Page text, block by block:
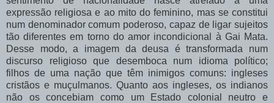
expressão religiosa e ao mito do feminino, mas se constitui
num denominador comum poderoso, capaz de ligar sujeitos
tão diferentes em torno do amor incondicional à Gai Mata.
Desse modo, a imagem da deusa é transformada num
discurso religioso que desemboca num idioma político;
filhos de uma nação que têm inimigos comuns: ingleses
cristãos e muçulmanos. Quanto aos ingleses, os indianos
não os concebiam como um Estado colonial neutro e